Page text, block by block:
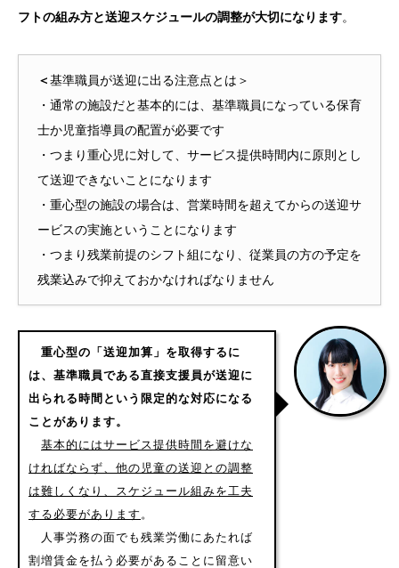
フトの組み方と送迎スケジュールの調整が大切になります。
＜基準職員が送迎に出る注意点とは＞
・通常の施設だと基本的には、基準職員になっている保育
士か児童指導員の配置が必要です
・つまり重心児に対して、サービス提供時間内に原則とし
て送迎できないことになります
・重心型の施設の場合は、営業時間を超えてからの送迎サ
ービスの実施ということになります
・つまり残業前提のシフト組になり、従業員の方の予定を
残業込みで抑えておかなければなりません
重心型の「送迎加算」を取得するに
は、基準職員である直接支援員が送迎に
出られる時間という限定的な対応になる
ことがあります。
基本的にはサービス提供時間を避けな
ければならず、他の児童の送迎との調整
は難しくなり、スケジュール組みを工夫
する必要があります 。
人事労務の面でも残業労働にあたれば
割増賃金を払う必要があることに留意い